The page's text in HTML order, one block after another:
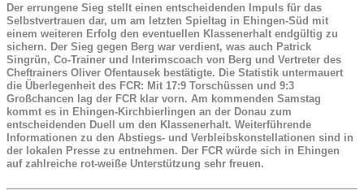
Der errungene Sieg stellt einen entscheidenden Impuls für das
Selbstvertrauen dar, um am letzten Spieltag in Ehingen-Süd mit
einem weiteren Erfolg den eventuellen Klassenerhalt endgültig zu
sichern. Der Sieg gegen Berg war verdient, was auch Patrick
Singrün, Co-Trainer und Interimscoach von Berg und Vertreter des
Cheftrainers Oliver Ofentausek bestätigte. Die Statistik untermauert
die Überlegenheit des FCR: Mit 17:9 Torschüssen und 9:3
Großchancen lag der FCR klar vorn. Am kommenden Samstag
kommt es in Ehingen-Kirchbierlingen an der Donau zum
entscheidenden Duell um den Klassenerhalt. Weiterführende
Informationen zu den Abstiegs- und Verbleibskonstellationen sind in
der lokalen Presse zu entnehmen. Der FCR würde sich in Ehingen
auf zahlreiche rot-weiße Unterstützung sehr freuen.